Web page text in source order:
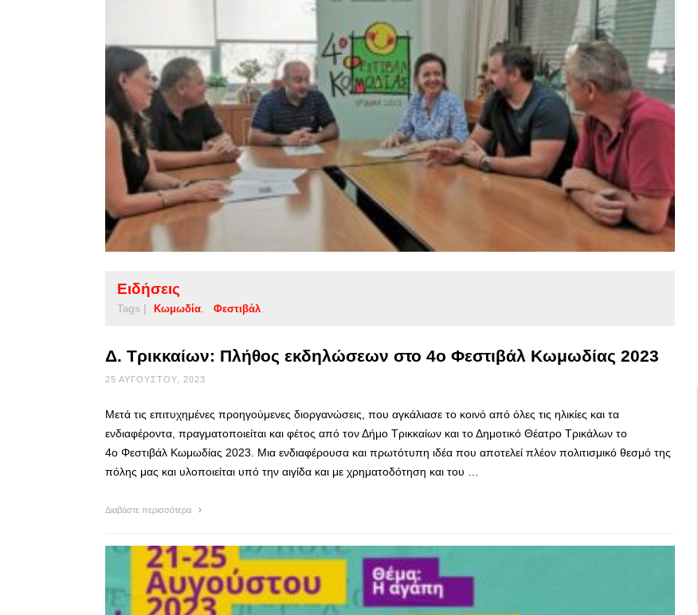
Ειδήσεις
Tags | Κωμωδία Φεστιβάλ
Δ. Τρικκαίων: Πλήθος εκδηλώσεων στο 4ο Φεστιβάλ Κωμωδίας 2023
25 ΑΥΓΟΎΣΤΟΥ, 2023
Μετά τις επιτυχημένες προηγούμενες διοργανώσεις, που αγκάλιασε το κοινό από όλες τις ηλικίες και τα
ενδιαφέροντα, πραγματοποιείται και φέτος από τον Δήμο Τρικκαίων και το Δημοτικό Θέατρο Τρικάλων το
4ο Φεστιβάλ Κωμωδίας 2023. Μια ενδιαφέρουσα και πρωτότυπη ιδέα που αποτελεί πλέον πολιτισμικό θεσμό της
πόλης μας και υλοποιείται υπό την αιγίδα και με χρηματοδότηση και του …
Διαβάστε περισσότερα